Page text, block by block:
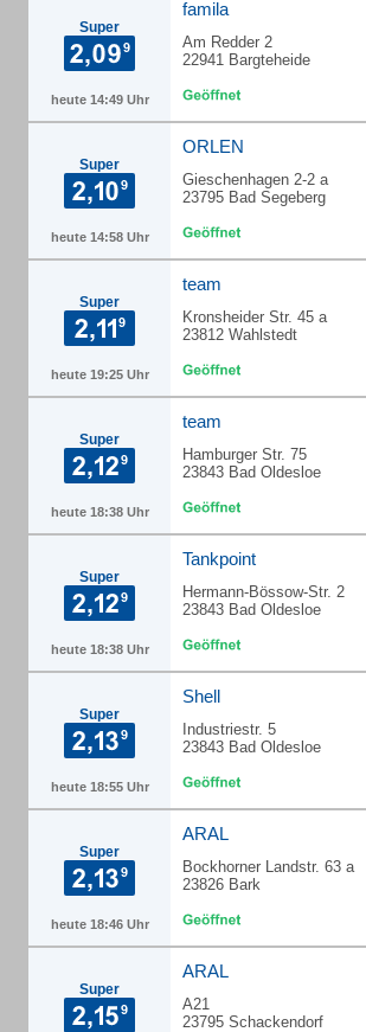
Super
heute 14:49 Uhr
famila
Am Redder 2
22941 Bargteheide
Super
heute 14:58 Uhr
ORLEN
Gieschenhagen 2-2 a
23795 Bad Segeberg
Super
heute 19:25 Uhr
team
Kronsheider Str. 45 a
23812 Wahlstedt
Super
heute 18:38 Uhr
team
Hamburger Str. 75
23843 Bad Oldesloe
Super
heute 18:38 Uhr
Tankpoint
Hermann-Bössow-Str. 2
23843 Bad Oldesloe
Super
heute 18:55 Uhr
Shell
Industriestr. 5
23843 Bad Oldesloe
Super
heute 18:46 Uhr
ARAL
Bockhorner Landstr. 63 a
23826 Bark
Super
ARAL
A21
23795 Schackendorf